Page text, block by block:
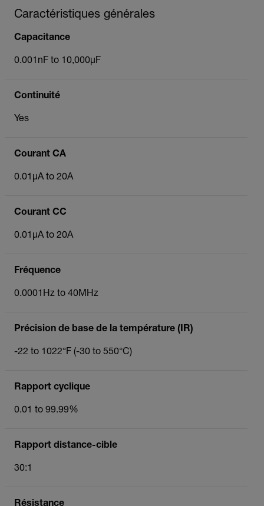
Caractéristiques générales
Capacitance
0.001nF to 10,000µF
Continuité
Yes
Courant CA
0.01µA to 20A
Courant CC
0.01µA to 20A
Fréquence
0.0001Hz to 40MHz
Précision de base de la température (IR)
-22 to 1022°F (-30 to 550°C)
Rapport cyclique
0.01 to 99.99%
Rapport distance-cible
30:1
Résistance